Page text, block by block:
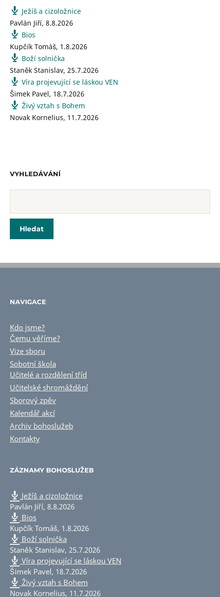
Ježíš a cizoložnice
Pavlán Jiří, 8.8.2026
Bios
Kupčík Tomáš, 1.8.2026
Boží solnička
Staněk Stanislav, 25.7.2026
Víra projevující se láskou VEN
Šimek Pavel, 18.7.2026
Živý vztah s Bohem
Novak Kornelius, 11.7.2026
VYHLEDÁVÁNÍ
NAVIGACE
Kdo jsme?
Čemu věříme?
Vize sboru
Sobotní škola
Učitelé a rozdělení tříd
Učitelské shromáždění
Sborový zpěv
Kalendář akcí
Archiv bohoslužeb
Kontakty
ZÁZNAMY BOHOSLUŽEB
Ježíš a cizoložnice
Pavlán Jiří, 8.8.2026
Bios
Kupčík Tomáš, 1.8.2026
Boží solnička
Staněk Stanislav, 25.7.2026
Víra projevující se láskou VEN
Šimek Pavel, 18.7.2026
Živý vztah s Bohem
Novak Kornelius, 11.7.2026